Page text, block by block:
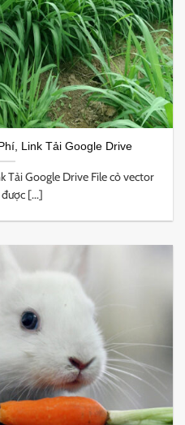
Link Tải Google Drive
Tải Google Drive File cỏ vector
[...]